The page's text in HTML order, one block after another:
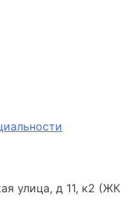
улица, д 11, к2 (ЖК